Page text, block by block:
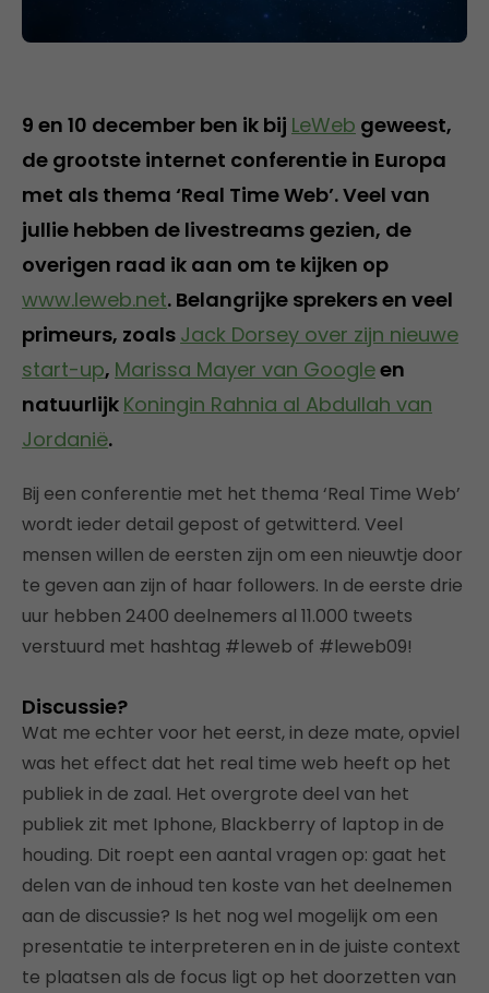
9 en 10 december ben ik bij LeWeb geweest,
de grootste internet conferentie in Europa
met als thema ‘Real Time Web’. Veel van
jullie hebben de livestreams gezien, de
overigen raad ik aan om te kijken op
www.leweb.net. Belangrijke sprekers en veel
primeurs, zoals Jack Dorsey over zijn nieuwe
start-up, Marissa Mayer van Googleen
natuurlijk Koningin Rahnia al Abdullah van
Jordanië.
Bij een conferentie met het thema ‘Real Time Web’
wordt ieder detail gepost of getwitterd. Veel
mensen willen de eersten zijn om een nieuwtje door
te geven aan zijn of haar followers. In de eerste drie
uur hebben 2400 deelnemers al 11.000 tweets
verstuurd met hashtag #leweb of #leweb09!
Discussie?
Wat me echter voor het eerst, in deze mate, opviel
was het effect dat het real time web heeft op het
publiek in de zaal. Het overgrote deel van het
publiek zit met Iphone, Blackberry of laptop in de
houding. Dit roept een aantal vragen op: gaat het
delen van de inhoud ten koste van het deelnemen
aan de discussie? Is het nog wel mogelijk om een
presentatie te interpreteren en in de juiste context
te plaatsen als de focus ligt op het doorzetten van